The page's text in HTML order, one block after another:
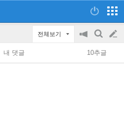
전체보기
공
지
on/off
검
색
글
쓰
내 댓글 10추글